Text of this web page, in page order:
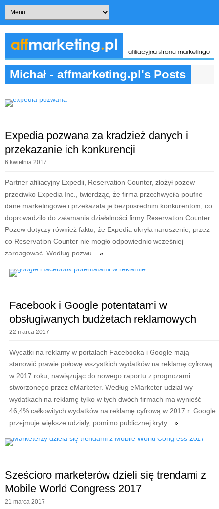
Michał - affmarketing.pl's Posts
Expedia pozwana za kradzież danych i
przekazanie ich konkurencji
6 kwietnia 2017
Partner afiliacyjny Expedii, Reservation Counter, złożył pozew
przeciwko Expedia Inc., twierdząc, że firma przechwyciła poufne
dane marketingowe i przekazała je bezpośrednim konkurentom, co
doprowadziło do załamania działalności firmy Reservation Counter.
Pozew dotyczy również faktu, że Expedia ukryła naruszenie, przez
co Reservation Counter nie mogło odpowiednio wcześniej
zareagować. Według pozwu... »
Facebook i Google potentatami w
obsługiwanych budżetach reklamowych
22 marca 2017
Wydatki na reklamy w portalach Facebooka i Google mają
stanowić prawie połowę wszystkich wydatków na reklamę cyfrową
w 2017 roku, nawiązując do nowego raportu z prognozami
stworzonego przez eMarketer. Według eMarketer udział wy
wydatkach na reklamę tylko w tych dwóch firmach ma wynieść
46,4% całkowitych wydatków na reklamę cyfrową w 2017 r. Google
przejmuje większe udziały, pomimo publicznej kryty... »
Sześcioro marketerów dzieli się trendami z
Mobile World Congress 2017
21 marca 2017